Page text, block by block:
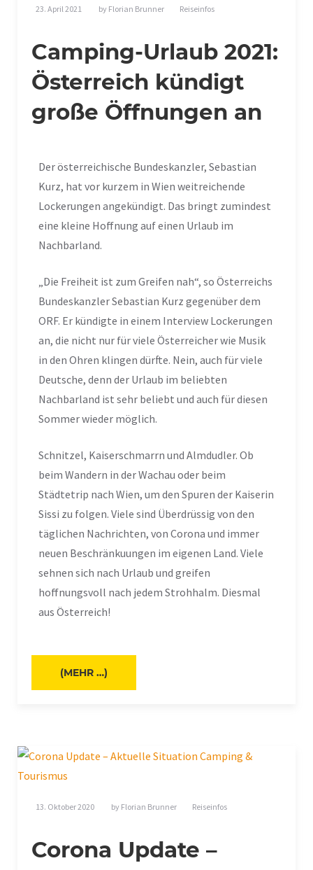
23. April 2021 by Florian Brunner Reiseinfos
Camping-Urlaub 2021:
Österreich kündigt
große Öffnungen an
Der österreichische Bundeskanzler, Sebastian
Kurz, hat vor kurzem in Wien weitreichende
Lockerungen angekündigt. Das bringt zumindest
eine kleine Hoffnung auf einen Urlaub im
Nachbarland.
„Die Freiheit ist zum Greifen nah“, so Österreichs
Bundeskanzler Sebastian Kurz gegenüber dem
ORF. Er kündigte in einem Interview Lockerungen
an, die nicht nur für viele Österreicher wie Musik
in den Ohren klingen dürfte. Nein, auch für viele
Deutsche, denn der Urlaub im beliebten
Nachbarland ist sehr beliebt und auch für diesen
Sommer wieder möglich.
Schnitzel, Kaiserschmarrn und Almdudler. Ob
beim Wandern in der Wachau oder beim
Städtetrip nach Wien, um den Spuren der Kaiserin
Sissi zu folgen. Viele sind Überdrüssig von den
täglichen Nachrichten, von Corona und immer
neuen Beschränkuungen im eigenen Land. Viele
sehnen sich nach Urlaub und greifen
hoffnungsvoll nach jedem Strohhalm. Diesmal
aus Österreich!
(MEHR …)
13. Oktober 2020 by Florian Brunner Reiseinfos
Corona Update –